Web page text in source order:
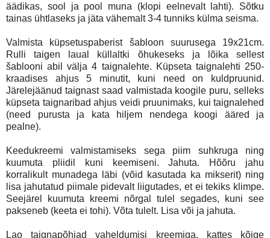
äädikas, sool ja pool muna (klopi eelnevalt lahti). Sõtku
tainas ühtlaseks ja jäta vähemalt 3-4 tunniks külma seisma.
Valmista küpsetuspaberist šabloon suurusega 19x21cm.
Rulli taigen laual küllaltki õhukeseks ja lõika sellest
šablooni abil välja 4 taignalehte. Küpseta taignalehti 250-
kraadises ahjus 5 minutit, kuni need on kuldpruunid.
Järelejäänud taignast saad valmistada koogile puru, selleks
küpseta taignaribad ahjus veidi pruunimaks, kui taignalehed
(need purusta ja kata hiljem nendega koogi ääred ja
pealne).
Keedukreemi valmistamiseks sega piim suhkruga ning
kuumuta pliidil kuni keemiseni. Jahuta. Hõõru jahu
korralikult munadega läbi (võid kasutada ka mikserit) ning
lisa jahutatud piimale pidevalt liigutades, et ei tekiks klimpe.
Seejärel kuumuta kreemi nõrgal tulel segades, kuni see
pakseneb (keeta ei tohi). Võta tulelt. Lisa või ja jahuta.
Lao taignapõhjad vaheldumisi kreemiga, kattes kõige